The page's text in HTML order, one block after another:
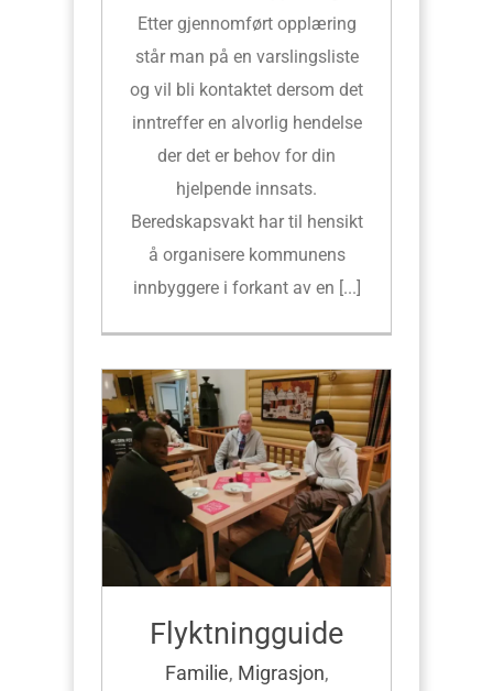
Etter gjennomført opplæring
står man på en varslingsliste
og vil bli kontaktet dersom det
inntreffer en alvorlig hendelse
der det er behov for din
hjelpende innsats.
Beredskapsvakt har til hensikt
å organisere kommunens
innbyggere i forkant av en [...]
Flyktningguide
Familie, Migrasjon,